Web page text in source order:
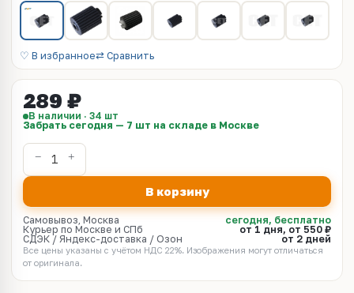
♡ В избранное⇄ Сравнить
289 ₽
В наличии · 34 шт
Забрать сегодня — 7 шт на складе в Москве
В корзину
Самовывоз, Москва
сегодня, бесплатно
Курьер по Москве и СПб
от 1 дня, от 550 ₽
СДЭК / Яндекс-доставка / Озон
от 2 дней
Все цены указаны с учётом НДС 22%. Изображения могут отличаться
от оригинала.